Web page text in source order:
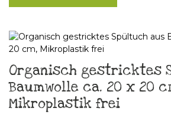
Organisch gestricktes
Baumwolle ca. 20 x 20
Mikroplastik frei